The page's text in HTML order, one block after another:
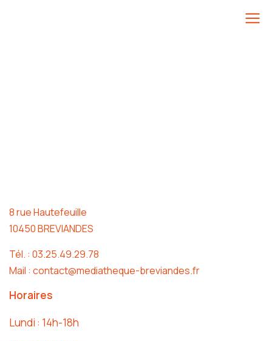
8 rue Hautefeuille
10450 BREVIANDES
Tél. : 03.25.49.29.78
Mail : contact@mediatheque-breviandes.fr
Horaires
Lundi : 14h-18h